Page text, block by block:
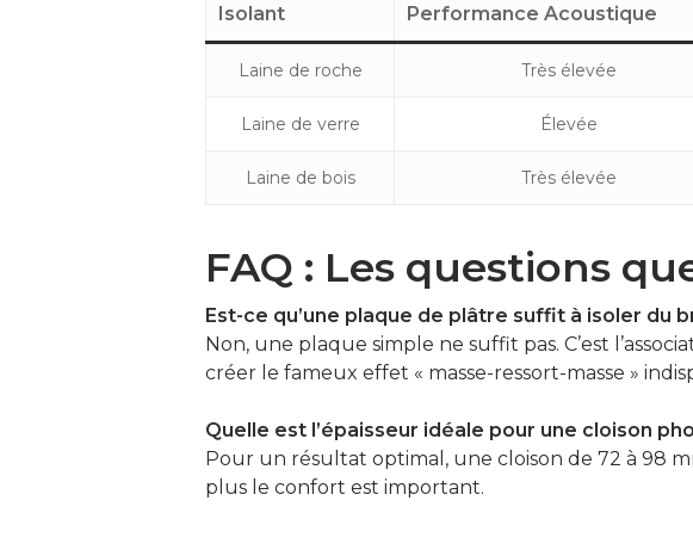
Isolant Performance Acoustique
Laine de roche Très élevée
Laine de verre Élevée
Laine de bois Très élevée
FAQ : Les questions
Est-ce qu’une plaque de plâtre suffit à isoler du
Non, une plaque simple ne suffit pas. C’est
créer le fameux effet « masse-ressort-masse »
Quelle est l’épaisseur idéale pour une cloison
Pour un résultat optimal, une cloison de 72 à 98
plus le confort est important.